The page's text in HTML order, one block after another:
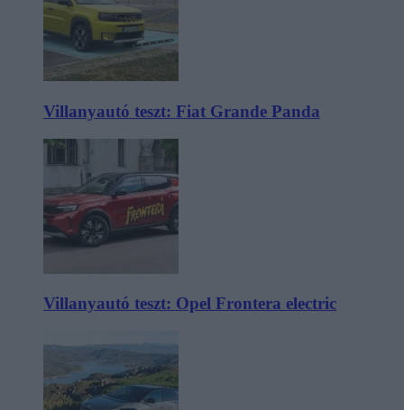
Villanyautó teszt: Fiat Grande Panda
Villanyautó teszt: Opel Frontera electric